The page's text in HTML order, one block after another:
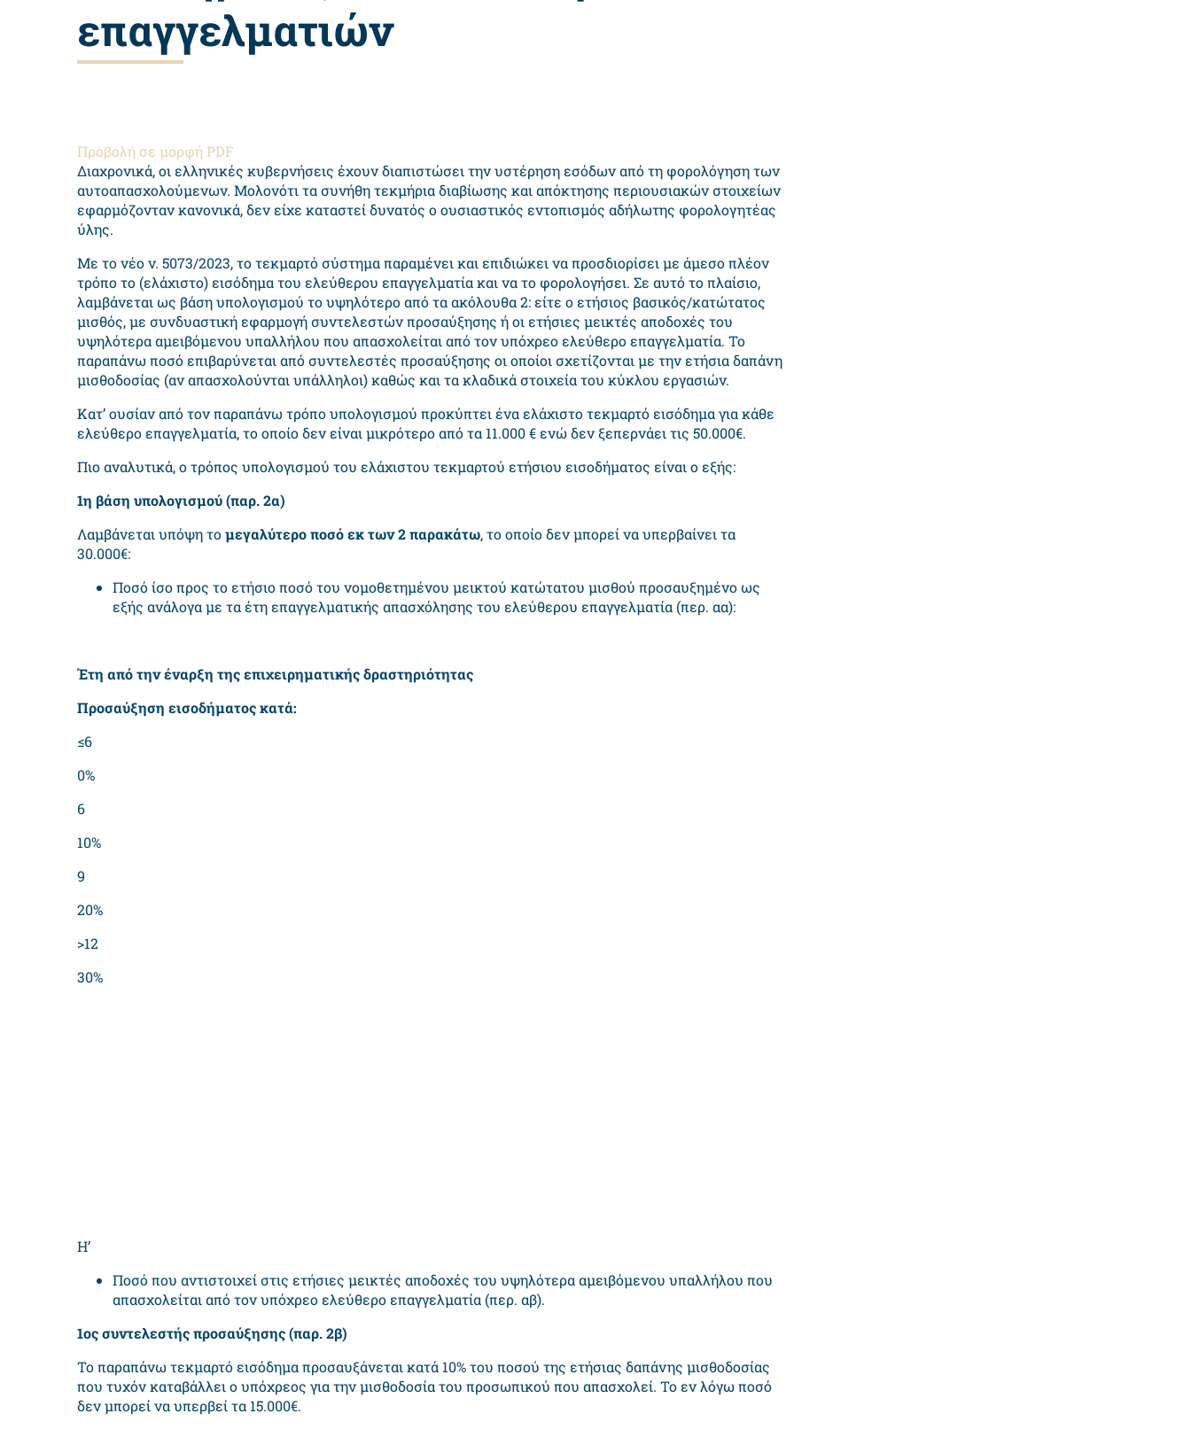
επαγγελματιών
Προβολή σε μορφή PDF
Διαχρονικά, οι ελληνικές κυβερνήσεις έχουν διαπιστώσει την υστέρηση εσόδων από τη φορολόγηση των
αυτοαπασχολούμενων. Μολονότι τα συνήθη τεκμήρια διαβίωσης και απόκτησης περιουσιακών στοιχείων
εφαρμόζονταν κανονικά, δεν είχε καταστεί δυνατός ο ουσιαστικός εντοπισμός αδήλωτης φορολογητέας
ύλης.
Με το νέο ν. 5073/2023, το τεκμαρτό σύστημα παραμένει και επιδιώκει να προσδιορίσει με άμεσο πλέον
τρόπο το (ελάχιστο) εισόδημα του ελεύθερου επαγγελματία και να το φορολογήσει. Σε αυτό το πλαίσιο,
λαμβάνεται ως βάση υπολογισμού το υψηλότερο από τα ακόλουθα 2: είτε ο ετήσιος βασικός/κατώτατος
μισθός, με συνδυαστική εφαρμογή συντελεστών προσαύξησης ή οι ετήσιες μεικτές αποδοχές του
υψηλότερα αμειβόμενου υπαλλήλου που απασχολείται από τον υπόχρεο ελεύθερο επαγγελματία. Το
παραπάνω ποσό επιβαρύνεται από συντελεστές προσαύξησης οι οποίοι σχετίζονται με την ετήσια δαπάνη
μισθοδοσίας (αν απασχολούνται υπάλληλοι) καθώς και τα κλαδικά στοιχεία του κύκλου εργασιών.
Κατ’ ουσίαν από τον παραπάνω τρόπο υπολογισμού προκύπτει ένα ελάχιστο τεκμαρτό εισόδημα για κάθε
ελεύθερο επαγγελματία, το οποίο δεν είναι μικρότερο από τα 11.000 € ενώ δεν ξεπερνάει τις 50.000€.
Πιο αναλυτικά, ο τρόπος υπολογισμού του ελάχιστου τεκμαρτού ετήσιου εισοδήματος είναι ο εξής:
1η βάση υπολογισμού (παρ. 2α)
Λαμβάνεται υπόψη τομεγαλύτερο ποσό εκ των 2 παρακάτω, το οποίο δεν μπορεί να υπερβαίνει τα
30.000€:
Ποσό ίσο προς το ετήσιο ποσό του νομοθετημένου μεικτού κατώτατου μισθού προσαυξημένο ως
εξής ανάλογα με τα έτη επαγγελματικής απασχόλησης του ελεύθερου επαγγελματία (περ. αα):
Έτη από την έναρξη της επιχειρηματικής δραστηριότητας
Προσαύξηση εισοδήματος κατά:
≤6
0%
6
10%
9
20%
>12
30%
Η’
Ποσό που αντιστοιχεί στις ετήσιες μεικτές αποδοχές του υψηλότερα αμειβόμενου υπαλλήλου που
απασχολείται από τον υπόχρεο ελεύθερο επαγγελματία (περ. αβ).
1οςσυντελεστής προσαύξησης (παρ. 2β)
Το παραπάνω τεκμαρτό εισόδημα προσαυξάνεται κατά 10% του ποσού της ετήσιας δαπάνης μισθοδοσίας
που τυχόν καταβάλλει ο υπόχρεος για την μισθοδοσία του προσωπικού που απασχολεί. Το εν λόγω ποσό
δεν μπορεί να υπερβεί τα 15.000€.